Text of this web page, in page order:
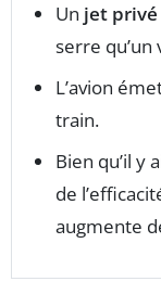
Un jet privé
serre
L’avion
train.
Bien qu’il y
de
augmente